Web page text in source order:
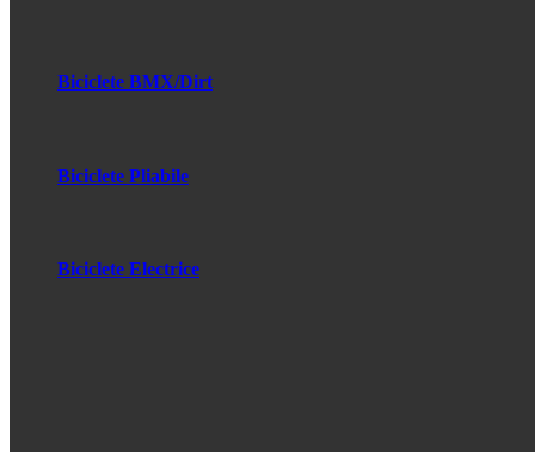
Biciclete BMX/Dirt
Biciclete Pliabile
Biciclete Electrice